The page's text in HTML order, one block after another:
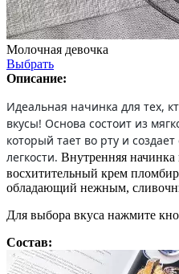
Молочная девочка
Выбрать
Описание:
Идеальная начинка для тех,
вкусы! Основа состоит из
который тает во рту и
легкости. Внутренняя начинка
восхитительный крем
обладающий нежным,
Для выбора вкуса нажмите
Состав: